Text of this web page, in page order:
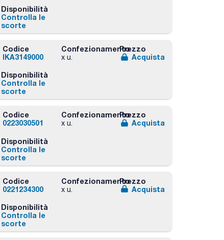
Disponibilità
Controlla le
scorte
Codice
IKA3149000
Confezionamento
x u.
Prezzo
Acquista
Disponibilità
Controlla le
scorte
Codice
0223030501
Confezionamento
x u.
Prezzo
Acquista
Disponibilità
Controlla le
scorte
Codice
0221234300
Confezionamento
x u.
Prezzo
Acquista
Disponibilità
Controlla le
scorte